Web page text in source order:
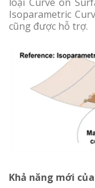
Isoparametric
cũng được hỗ trợ.
Khả năng mới